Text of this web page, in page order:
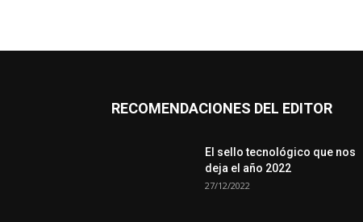
RECOMENDACIONES DEL EDITOR
El sello tecnológico que nos
deja el año 2022
27/12/2022